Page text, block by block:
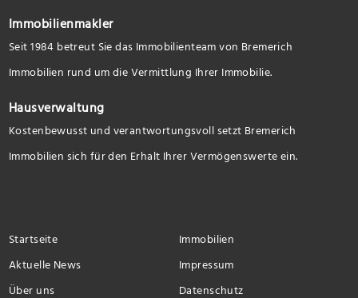
Immobilienmakler
Seit 1984 betreut Sie das Immobilienteam von Bremerich
Immobilien rund um die Vermittlung Ihrer Immobilie.
Hausverwaltung
Kostenbewusst und verantwortungsvoll setzt Bremerich
Immobilien sich für den Erhalt Ihrer Vermögenswerte ein.
Startseite
Immobilien
Aktuelle News
Impressum
Über uns
Datenschutz